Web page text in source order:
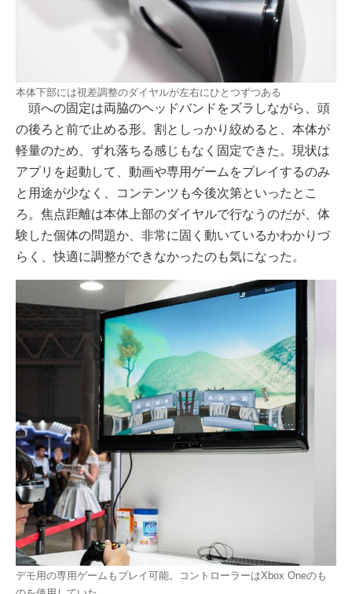
本体下部には視差調整のダイヤルが左右にひとつずつある
頭への固定は両脇のヘッドバンドをズラしながら、頭
の後ろと前で止める形。割としっかり絞めると、本体が
軽量のため、ずれ落ちる感じもなく固定できた。現状は
アプリを起動して、動画や専用ゲームをプレイするのみ
と用途が少なく、コンテンツも今後次第といったとこ
ろ。焦点距離は本体上部のダイヤルで行なうのだが、体
験した個体の問題か、非常に固く動いているかわかりづ
らく、快適に調整ができなかったのも気になった。
デモ用の専用ゲームもプレイ可能。コントローラーはXbox Oneのも